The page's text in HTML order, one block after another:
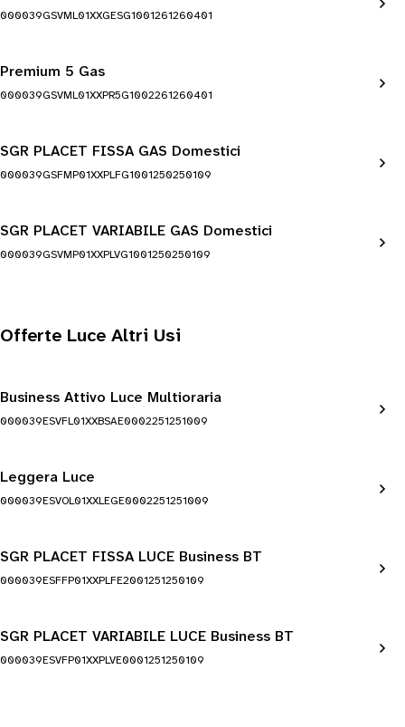
000039GSVML01XXGESG1001261260401
Premium 5 Gas
000039GSVML01XXPR5G1002261260401
SGR PLACET FISSA GAS Domestici
000039GSFMP01XXPLFG1001250250109
SGR PLACET VARIABILE GAS Domestici
000039GSVMP01XXPLVG1001250250109
Offerte Luce Altri Usi
Business Attivo Luce Multioraria
000039ESVFL01XXBSAE0002251251009
Leggera Luce
000039ESVOL01XXLEGE0002251251009
SGR PLACET FISSA LUCE Business BT
000039ESFFP01XXPLFE2001251250109
SGR PLACET VARIABILE LUCE Business BT
000039ESVFP01XXPLVE0001251250109